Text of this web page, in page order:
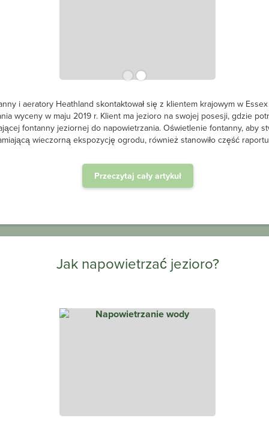
Nękane przez brzydkie glony
jezioro Longleat Forest
system napowietrzania
krajowym w Essex w celu
posesji, gdzie potrzebował
fontanny, aby stworzyć
część raportu klienta.